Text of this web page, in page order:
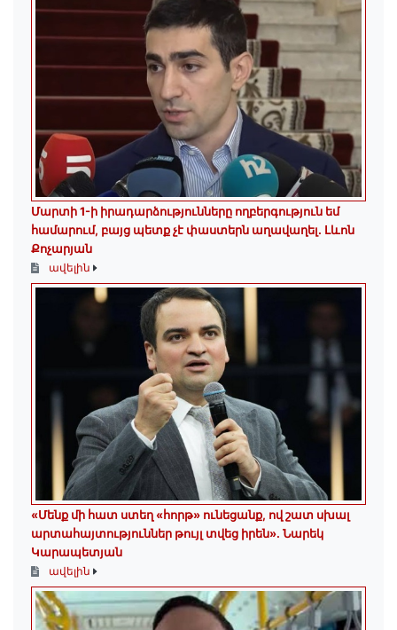
Մարտի 1-ի իրադարձությունները ողբերգություն եմ
համարում, բայց պետք չէ փաստերն աղավաղել. Լևոն
Քոչարյան
ավելին
«Մենք մի հատ ստեղ «հորթ» ունեցանք, ով շատ սխալ
արտահայտություններ թույլ տվեց իրեն». Նարեկ
Կարապետյան
ավելին